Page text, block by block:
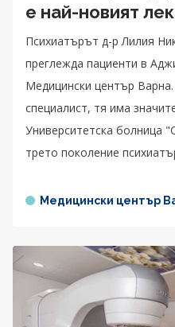
е най-новият
Психиатърът д-р Лилия
преглежда пациенти в
Медицински център
специалист, тя има
Университетска болница
трето поколение
Медицински център